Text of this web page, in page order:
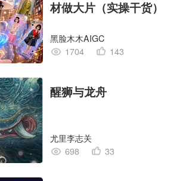
材做大片（实操干货）
黑脸木木AIGC
1704
143
醒狮与龙舟
尤里李志关
698
33